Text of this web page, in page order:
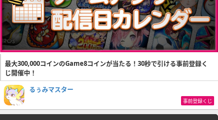
最大300,000コインのGame8コインが当たる！30秒で引ける事前登録く
じ開催中！
るぅみマスター
事前登録くじ